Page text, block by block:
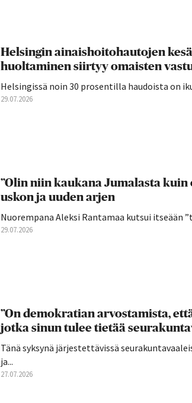
Helsingin ainaishoitohautojen
huoltaminen siirtyy omaisten
Helsingissä noin 30 prosentilla haudoista on
29.07.2026
”Olin niin kaukana Jumalasta
uskon ja uuden arjen
Nuorempana Aleksi Rantamaa kutsui
29.07.2026
”On demokratian arvostamista,
jotka sinun tulee tietää
Tänä syksynä järjestettävissä
ja...
27.07.2026